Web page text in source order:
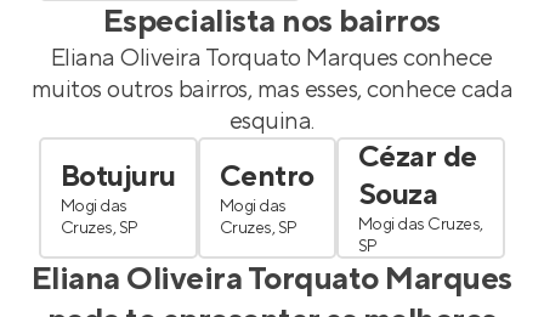
Especialista nos bairros
Eliana Oliveira Torquato Marquesconhece
muitos outros bairros, mas esses, conhece cada
esquina.
Botujuru
Mogi das
Cruzes, SP
Centro
Mogi das
Cruzes, SP
Cézar de
Souza
Mogi das Cruzes,
SP
Eliana Oliveira Torquato Marques